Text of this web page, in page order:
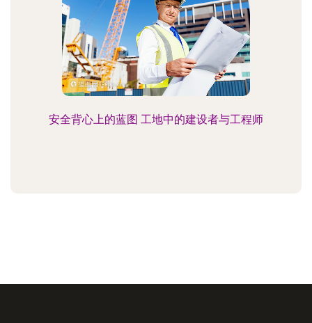
安全背心上的蓝图 工地中的建设者与工程师